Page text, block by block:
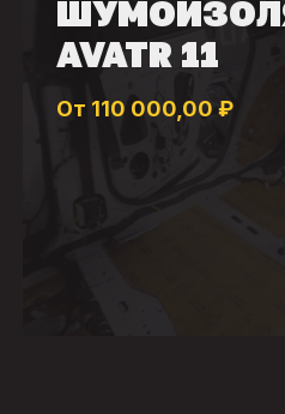
AVATR 11
От 110 000,00 ₽